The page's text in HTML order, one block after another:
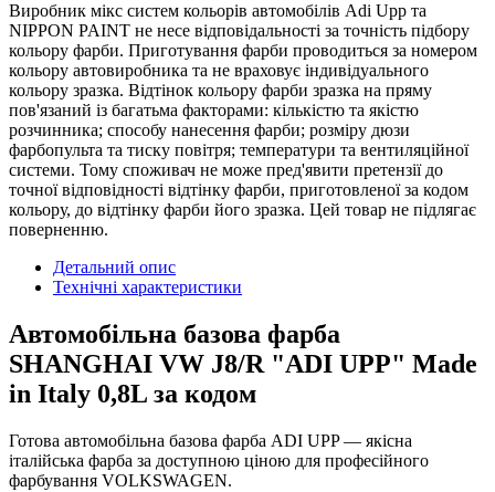
Виробник мікс систем кольорів автомобілів Adi Upp та
NIPPON PAINT не несе відповідальності за точність підбору
кольору фарби. Приготування фарби проводиться за номером
кольору автовиробника та не враховує індивідуального
кольору зразка. Відтінок кольору фарби зразка на пряму
пов'язаний із багатьма факторами: кількістю та якістю
розчинника; способу нанесення фарби; розміру дюзи
фарбопульта та тиску повітря; температури та вентиляційної
системи. Тому споживач не може пред'явити претензії до
точної відповідності відтінку фарби, приготовленої за кодом
кольору, до відтінку фарби його зразка. Цей товар не підлягає
поверненню.
Детальний опис
Технічні характеристики
Автомобільна базова фарба
SHANGHAI VW J8/R "ADI UPP" Made
in Italy 0,8L за кодом
Готова автомобільна базова фарба ADI UPP — якісна
італійська фарба за доступною ціною для професійного
фарбування VOLKSWAGEN.